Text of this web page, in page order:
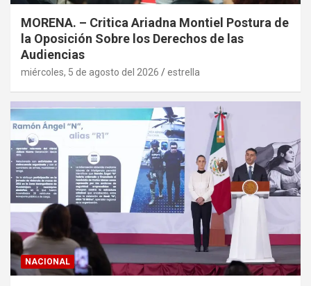
MORENA. – Critica Ariadna Montiel Postura de
la Oposición Sobre los Derechos de las
Audiencias
miércoles, 5 de agosto del 2026 estrella
NACIONAL